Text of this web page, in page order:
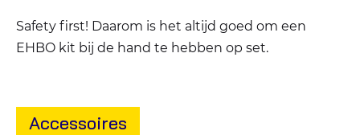
Safety first! Daarom is het altijd goed om een
EHBO kit bij de hand te hebben op set.
Accessoires